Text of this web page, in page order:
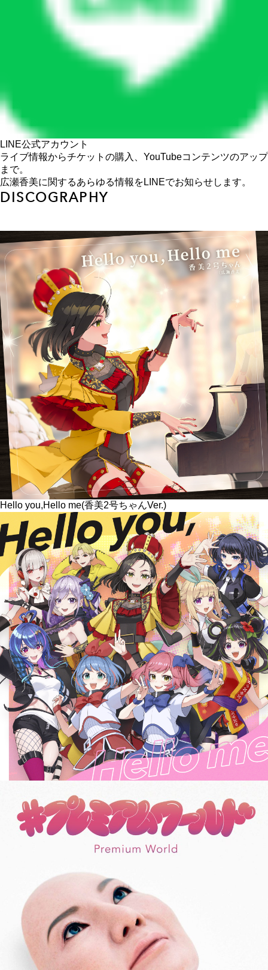
LINE公式アカウント
ライブ情報からチケットの購入、YouTubeコンテンツのアップ
まで。
広瀬香美に関するあらゆる情報をLINEでお知らせします。
DISCOGRAPHY
Hello you,Hello me(香美2号ちゃんVer.)